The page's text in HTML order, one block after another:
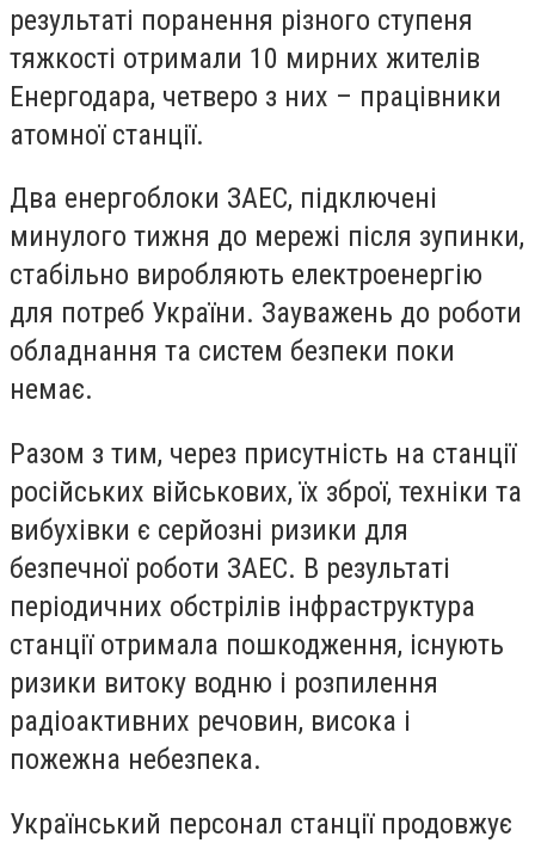
результаті поранення різного ступеня
тяжкості отримали 10 мирних жителів
Енергодара, четверо з них – працівники
атомної станції.
Два енергоблоки ЗАЕС, підключені
минулого тижня до мережі після зупинки,
стабільно виробляють електроенергію
для потреб України. Зауважень до роботи
обладнання та систем безпеки поки
немає.
Разом з тим, через присутність на станції
російських військових, їх зброї, техніки та
вибухівки є серйозні ризики для
безпечної роботи ЗАЕС. В результаті
періодичних обстрілів інфраструктура
станції отримала пошкодження, існують
ризики витоку водню і розпилення
радіоактивних речовин, висока і
пожежна небезпека.
Український персонал станції продовжує